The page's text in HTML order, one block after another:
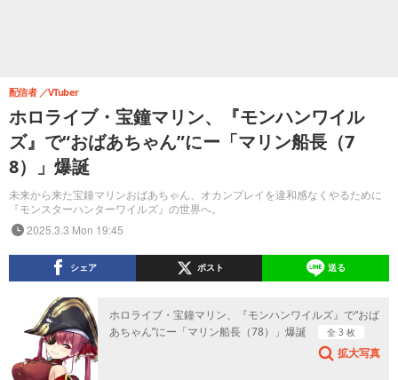
ホロライブ・宝鐘マリン、『モンハンワイル
ズ』で“おばあちゃん”にー「マリン船長（7
8）」爆誕
未来から来た宝鐘マリンおばあちゃん、オカンプレイを違和感なくやるために
『モンスターハンターワイルズ』の世界へ。
配信者 VTuber
2025.3.3 Mon 19:45
シェア ポスト 送る
ホロライブ・宝鐘マリン、『モンハンワイルズ』で“おば
あちゃん”にー「マリン船長（78）」爆誕
全 3 枚
拡大写真